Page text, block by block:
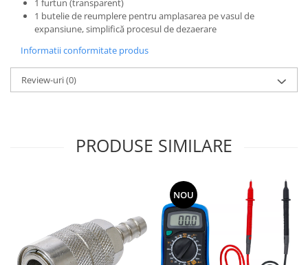
1 furtun (transparent)
1 butelie de reumplere pentru amplasarea pe vasul de
expansiune, simplifică procesul de dezaerare
Informatii conformitate produs
Review-uri(0)
PRODUSE SIMILARE
NOU